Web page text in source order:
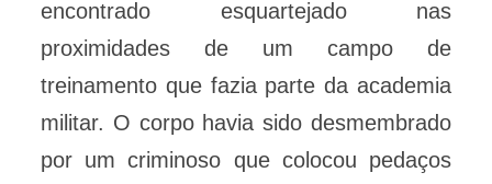
encontrado esquartejado nas
proximidades de um campo de
treinamento que fazia parte da academia
militar. O corpo havia sido desmembrado
por um criminoso que colocou pedaços